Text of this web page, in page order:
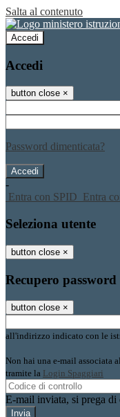
Salta al contenuto
Accedi
Accedi
button close ×
Password dimenticata?
-
Entra con SPID Entra
Seleziona utente
button close ×
Recupero password
button close ×
all'indirizzo indicato con le
Non hai una e-mail associata
tramite la Login Spaggiari
E-mail inviata, si prega di